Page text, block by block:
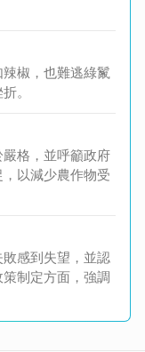
椒，也難逃綠鬣
。
格，並呼籲政府
以減少農作物受
感到失望，並認
制定方面，強調